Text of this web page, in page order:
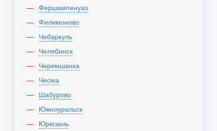
Фершампенуаз
Филимоново
Чебаркуль
Челябинск
Черемшанка
Чесма
Шабурово
Южноуральск
Юрюзань